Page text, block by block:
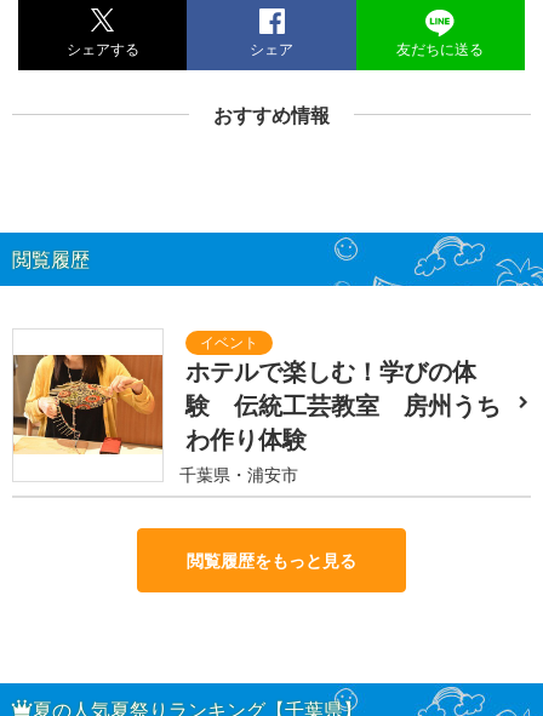
シェアする シェア 友だちに送る
おすすめ情報
閲覧履歴
ホテルで楽しむ！学びの体
験 伝統工芸教室 房州うち
わ作り体験
千葉県・浦安市
閲覧履歴をもっと見る
夏の人気夏祭りランキング【千葉県】